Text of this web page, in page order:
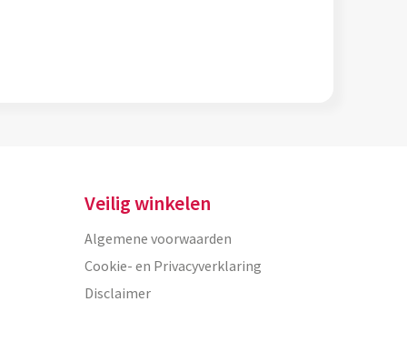
Veilig winkelen
Algemene voorwaarden
Cookie- en Privacyverklaring
Disclaimer